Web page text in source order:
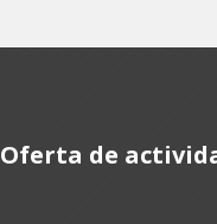
Oferta de